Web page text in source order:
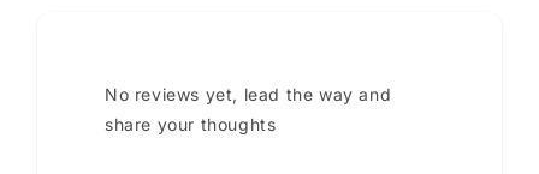
No reviews yet, lead the way and
share your thoughts